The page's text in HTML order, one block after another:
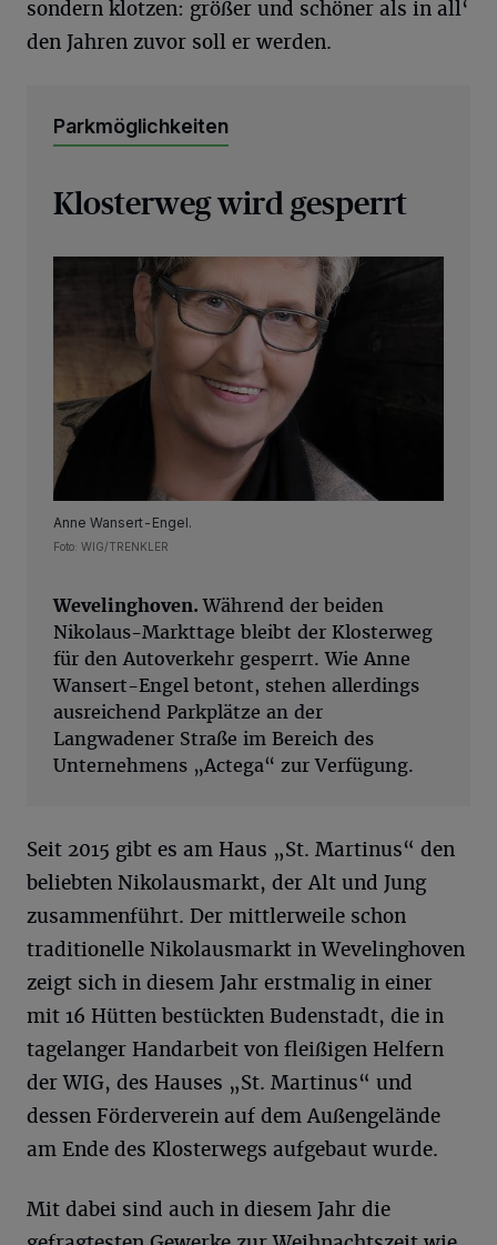
sondern klotzen: größer und schöner als in all‘
den Jahren zuvor soll er werden.
Parkmöglichkeiten
Klosterweg wird gesperrt
Anne Wansert-Engel.
Foto: WIG/TRENKLER
Wevelinghoven.Während der beiden
Nikolaus-Markttage bleibt der Klosterweg
für den Autoverkehr gesperrt. Wie Anne
Wansert-Engel betont, stehen allerdings
ausreichend Parkplätze an der
Langwadener Straße im Bereich des
Unternehmens „Actega“ zur Verfügung.
Seit 2015 gibt es am Haus „St. Martinus“ den
beliebten Nikolausmarkt, der Alt und Jung
zusammenführt. Der mittlerweile schon
traditionelle Nikolausmarkt in Wevelinghoven
zeigt sich in diesem Jahr erstmalig in einer
mit 16 Hütten bestückten Budenstadt, die in
tagelanger Handarbeit von fleißigen Helfern
der WIG, des Hauses „St. Martinus“ und
dessen Förderverein auf dem Außengelände
am Ende des Klosterwegs aufgebaut wurde.
Mit dabei sind auch in diesem Jahr die